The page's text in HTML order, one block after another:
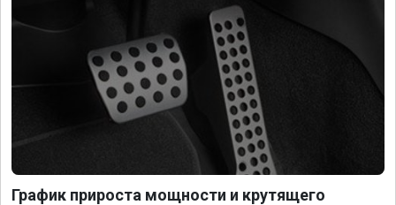
График прироста мощности и крутящего